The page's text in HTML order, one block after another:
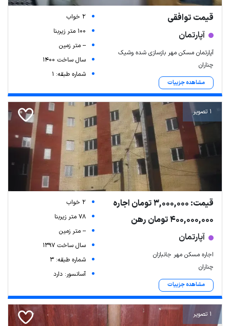
قیمت توافقی
آپارتمان
آپارتمان مسکن مهر بازسازی شده وشیک
چناران
مشاهده جزییات
2 خواب
100 متر زیربنا
-- متر زمین
سال ساخت 1400
شماره طبقه: 1
1 تصویر
قیمت: 3,000,000 تومان اجاره
400,000,000 تومان رهن
آپارتمان
اجاره مسکن مهر جانبازان
چناران
مشاهده جزییات
2 خواب
78 متر زیربنا
-- متر زمین
سال ساخت 1397
شماره طبقه: 3
آسانسور: دارد
1 تصویر